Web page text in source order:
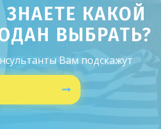
ЗНАЕТЕ КАКОЙ
ВЫБРАТЬ?
Вам подскажут